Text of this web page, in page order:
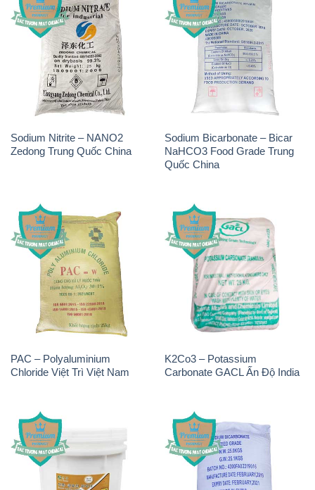
Sodium Nitrite – NANO2
Zedong Trung Quốc China
Sodium Bicarbonate – Bicar
NaHCO3 Food Grade Trung
Quốc China
PAC – Polyaluminium
Chloride Việt Trì Việt Nam
K2Co3 – Potassium
Carbonate GACL Ấn Độ India